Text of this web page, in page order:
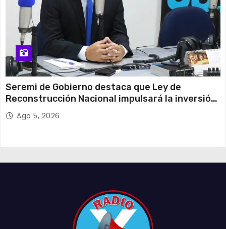
Seremi de Gobierno destaca que Ley de
Reconstrucción Nacional impulsará la inversión
y el empleo en Tarapacá
Ago 5, 2026